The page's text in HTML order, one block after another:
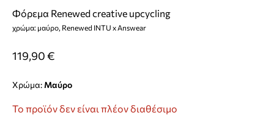
Φόρεμα Renewed creative upcycling
χρώμα: μαύρο, Renewed INTU x Answear
119,90 €
Χρώμα: μαύρο
Το προϊόν δεν είναι πλέον διαθέσιμο